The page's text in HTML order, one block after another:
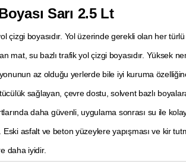
Sarı 2.5 Lt
çizgi boyasıdır. Yol üzerinde gerekli olan her
mat, su bazlı trafik yol çizgi boyasıdır. Yüksek
az olduğu yerlerde bile iyi kuruma
sağlayan, çevre dostu, solvent bazlı
daha güvenli, uygulama sonrası su ile
asfalt ve beton yüzeylere yapışması ve kir
daha iyidir.